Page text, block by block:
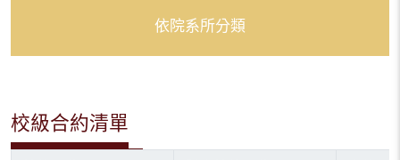
依院系所分類
校級合約清單